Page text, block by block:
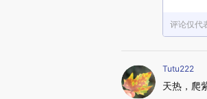
评论仅代
Tutu222
天热，爬